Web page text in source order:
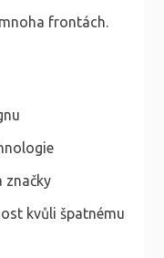
frontách.
značky
kvůli špatnému